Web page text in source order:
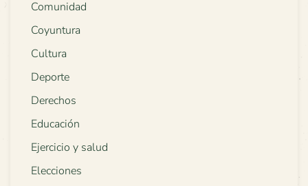
Comunidad
Coyuntura
Cultura
Deporte
Derechos
Educación
Ejercicio y salud
Elecciones